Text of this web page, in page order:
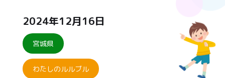
2024年12月16日
宮城県
わたしのルルブル